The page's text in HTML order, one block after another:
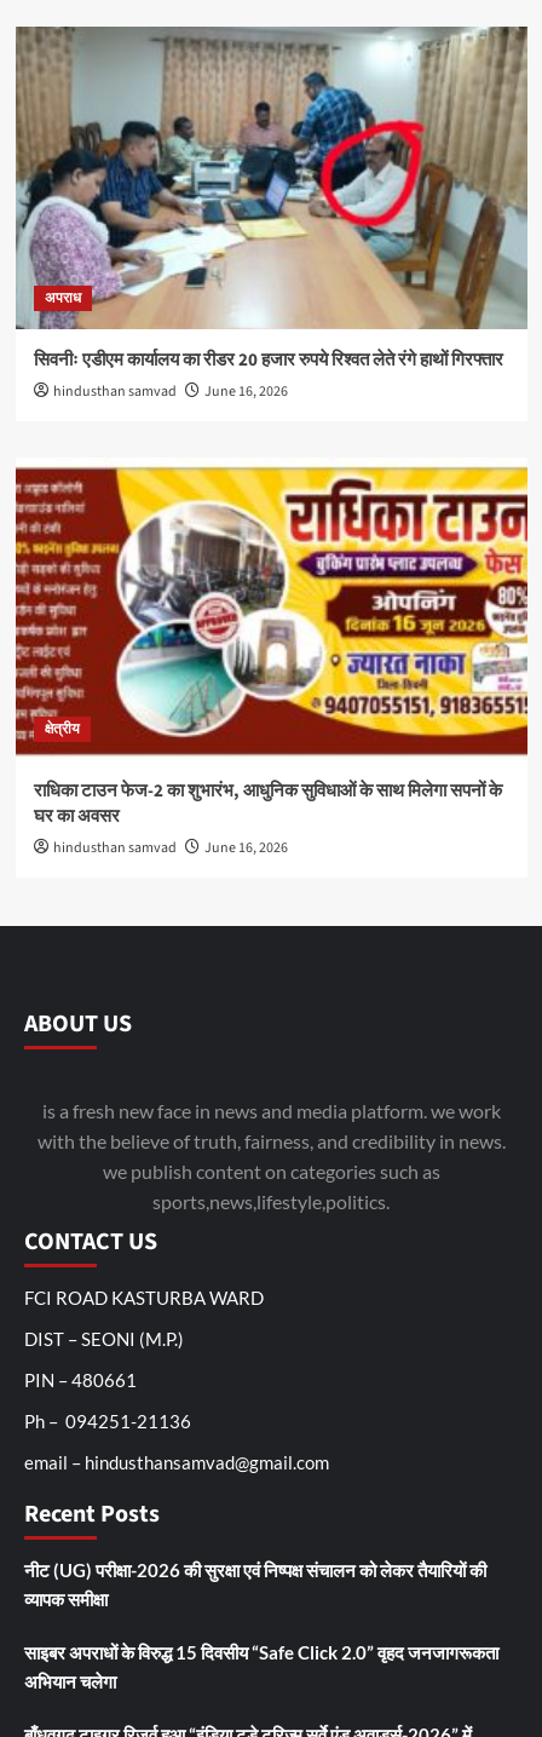
अपराध
सिवनीः एडीएम कार्यालय का रीडर 20 हजार रुपये रिश्वत लेते रंगे हाथों गिरफ्तार
hindusthan samvad June 16, 2026
क्षेत्रीय
राधिका टाउन फेज-2 का शुभारंभ, आधुनिक सुविधाओं के साथ मिलेगा सपनों के
घर का अवसर
hindusthan samvad June 16, 2026
ABOUT US
is a fresh new face in news and media platform. we work
with the believe of truth, fairness, and credibility in news.
we publish content on categories such as
sports,news,lifestyle,politics.
CONTACT US
FCI ROAD KASTURBA WARD
DIST – SEONI (M.P.)
PIN – 480661
Ph – 094251-21136
email – hindusthansamvad@gmail.com
Recent Posts
नीट (UG) परीक्षा-2026 की सुरक्षा एवं निष्पक्ष संचालन को लेकर तैयारियों की
व्यापक समीक्षा
साइबर अपराधों के विरुद्ध 15 दिवसीय “Safe Click 2.0” वृहद जनजागरूकता
अभियान चलेगा